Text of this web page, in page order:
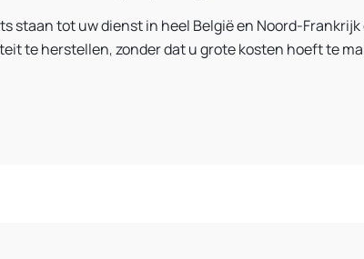
staan tot uw dienst in heel België en Noord-
te herstellen,zonder dat u grote kosten hoeft te